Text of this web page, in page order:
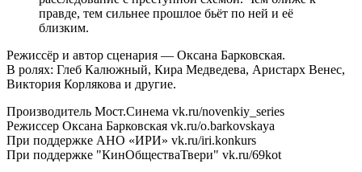
правде, тем сильнее прошлое бьёт по ней и её
близким.
Режиссёр и автор сценария — Оксана Барковская.
В ролях: Глеб Калюжный, Кира Медведева, Аристарх Венес,
Виктория Корлякова и другие.
Производитель Мост.Синема vk.ru/novenkiy_series
Режиссер Оксана Барковская vk.ru/o.barkovskaya
При поддержке АНО «ИРИ» vk.ru/iri.konkurs
При поддержке "КинОбществаТвери" vk.ru/69kot